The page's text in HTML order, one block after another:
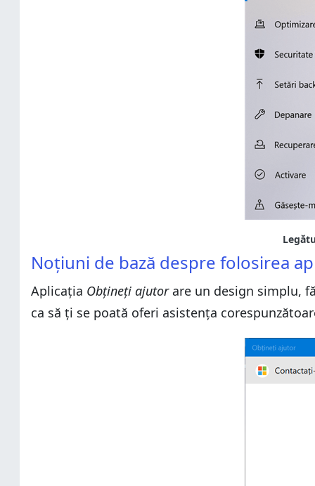
Noțiuni de bază despre folosirea
Aplicația Obțineți ajutorare un design simplu,
ca să ți se poată oferi asistența